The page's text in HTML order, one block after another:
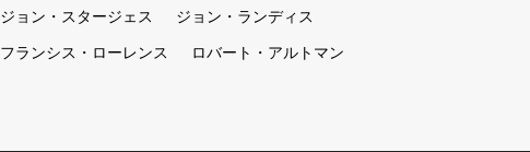
ジョン・スタージェス ジョン・ランディス
フランシス・ローレンス ロバート・アルトマン